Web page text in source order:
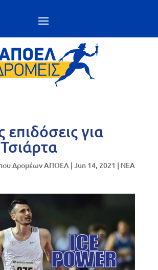
για
Δρομέων ΑΠΟΕΛ | Jun 14, 2021 | NEA